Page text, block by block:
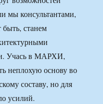
мы консультантами,
станем
Учась в МАРХИ,
неплохую основу во
составу, но для
усилий.